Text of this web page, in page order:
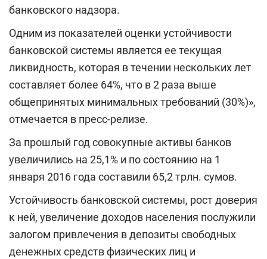
банковского надзора.
Одним из показателей оценки устойчивости
банковской системы является ее текущая
ликвидность, которая в течении нескольких лет
составляет более 64%, что в 2 раза выше
общепринятых минимальных требований (30%)»,
отмечается в пресс-релизе.
За прошлый год совокупные активы банков
увеличились на 25,1% и по состоянию на 1
января 2016 года составили 65,2 трлн. сумов.
Устойчивость банковской системы, рост доверия
к ней, увеличение доходов населения послужили
залогом привлечения в депозиты свободных
денежных средств физических лиц и